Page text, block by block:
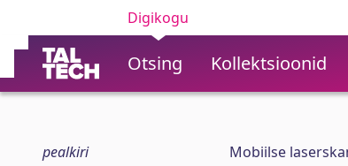
Digikogu
Otsing Kollektsioonid
pealkiri
Mobiilse